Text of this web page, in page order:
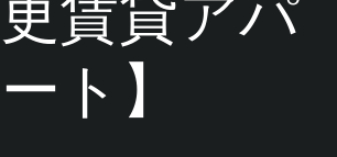
ート】